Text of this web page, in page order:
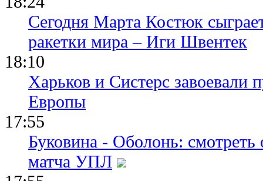
Сегодня Марта Костюк
ракетки мира – Иги Швентек
18:10
Харьков и Систерс завоевали
Европы
17:55
Буковина - Оболонь:
матча УПЛ